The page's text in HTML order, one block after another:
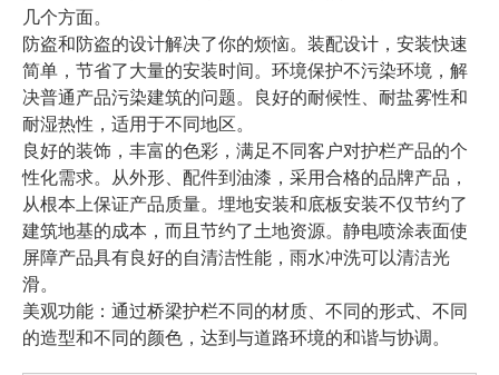
几个方面。
防盗和防盗的设计解决了你的烦恼。装配设计，安装快速
简单，节省了大量的安装时间。环境保护不污染环境，解
决普通产品污染建筑的问题。良好的耐候性、耐盐雾性和
耐湿热性，适用于不同地区。
良好的装饰，丰富的色彩，满足不同客户对护栏产品的个
性化需求。从外形、配件到油漆，采用合格的品牌产品，
从根本上保证产品质量。埋地安装和底板安装不仅节约了
建筑地基的成本，而且节约了土地资源。静电喷涂表面使
屏障产品具有良好的自清洁性能，雨水冲洗可以清洁光
滑。
美观功能：通过桥梁护栏不同的材质、不同的形式、不同
的造型和不同的颜色，达到与道路环境的和谐与协调。